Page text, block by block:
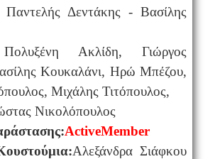
Παντελής Δεντάκης - Βασίλης
Ακλίδη, Γιώργος
Κουκαλάνι, Ηρώ Μπέζου,
Μιχάλης Τιτόπουλος,
Νικολόπουλος
ActiveMember
Aλεξάνδρα Σιάφκου